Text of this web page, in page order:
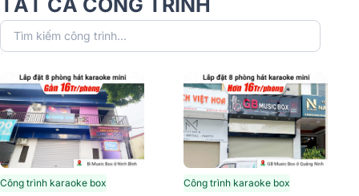
Công trình karaoke box Công trình karaoke box